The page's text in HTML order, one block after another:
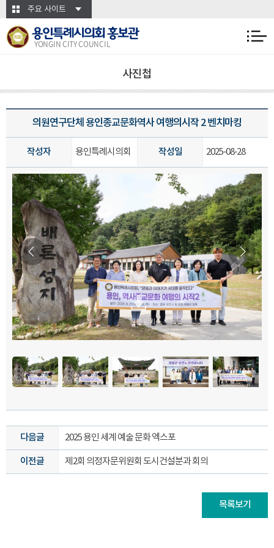
본문바로가기주요 사이트
용인특례시의회 홍보관
YONGIN CITY COUNCIL
사진첩
의원연구단체 용인종교문화역사 여행의시작 2 벤치마킹
작성자 용인특례시의회 작성일 2025-08-28
원본 받기
원본 받기
원본 받기
원본 받기
원본 받기
원본 받기
원본 받기
원본 받기
원본 받기
원본 받기
원본 받기
원본 받기
원본 받기
원본 받기
원본 받기
원본 받기
원본 받기
원본 받기
원본 받기
원본 받기
원본 받기
원본 받기
원본 받기
원본 받기
원본 받기
원본 받기
원본 받기
원본 받기
원본 받기
원본 받기
원본 받기
원본 받기
원본 받기
원본 받기
원본 받기
원본 받기
원본 받기
원본 받기
원본 받기
원본 받기
원본 받기
원본 받기
원본 받기
원본 받기
원본 받기
원본 받기
원본 받기
원본 받기
원본 받기
원본 받기
다음글 2025 용인 세계 예술 문화 엑스포
이전글 제2회 의정자문위원회 도시건설분과 회의
목록보기